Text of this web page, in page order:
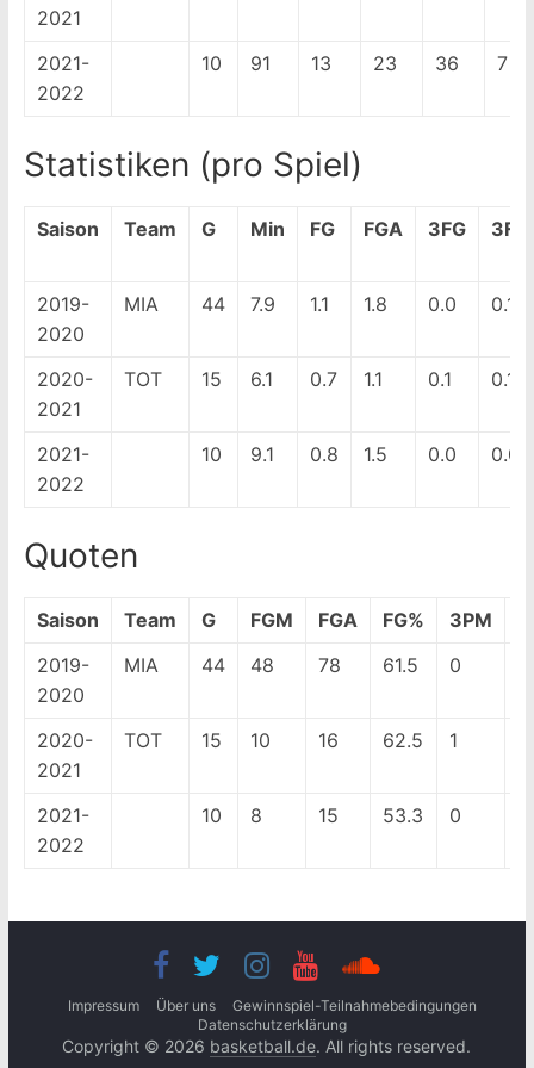
2021
2021-
2022
10 91 13 23 36 7
Statistiken (pro Spiel)
Saison Team G Min FG FGA 3FG
2019-
2020
MIA 44 7.9 1.1 1.8 0.0 0.1
2020-
2021
TOT 15 6.1 0.7 1.1 0.1 0.1
2021-
2022
10 9.1 0.8 1.5 0.0 0.0
Quoten
Saison Team G FGM FGA FG% 3PM
2019-
2020
MIA 44 48 78 61.5 0
2020-
2021
TOT 15 10 16 62.5 1
2021-
2022
10 8 15 53.3 0
Impressum Über uns
Gewinnspiel-Teilnahmebedingungen
Datenschutzerklärung
Copyright © 2026 basketball.de. All rights reserved.